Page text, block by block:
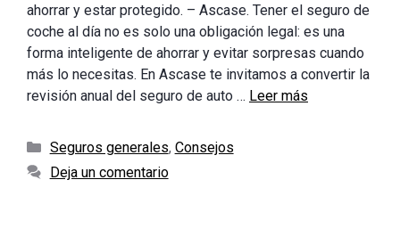
ahorrar y estar protegido. – Ascase. Tener el seguro de
coche al día no es solo una obligación legal: es una
forma inteligente de ahorrar y evitar sorpresas cuando
más lo necesitas. En Ascase te invitamos a convertir la
revisión anual del seguro de auto … Leer más
Categorías
Seguros generales, Consejos
Deja un comentario